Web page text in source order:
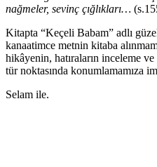
nağmeler, sevinç çığlıkları…
Kitapta “Keçeli Babam” adlı
kanaatimce metnin kitaba
hikâyenin, hatıraların inceleme
tür noktasında konumlamamıza
Selam ile.